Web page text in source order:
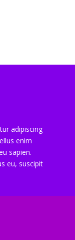
adipiscing
enim
sapien.
eu, suscipit